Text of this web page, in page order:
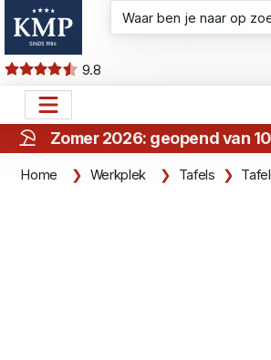
9.8
Zomer 2026: geopend van
Home Werkplek Tafels